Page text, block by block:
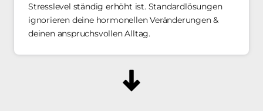
Stresslevel ständig erhöht ist. Standardlösungen
ignorieren deine hormonellen Veränderungen &
deinen anspruchsvollen Alltag.